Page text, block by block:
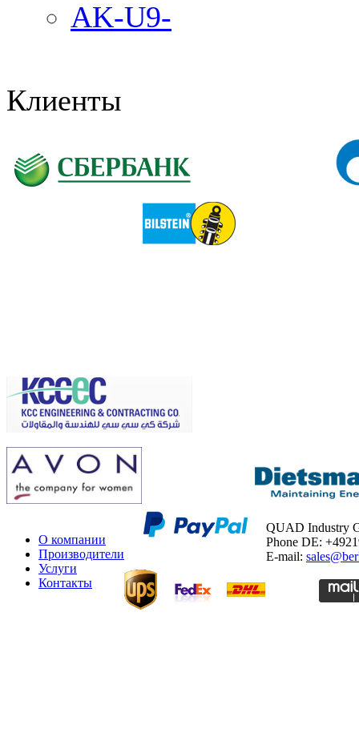
AK-U9-
Клиенты
О компании
Производители
Услуги
Контакты
QUAD Industry
Phone DE:
E-mail: